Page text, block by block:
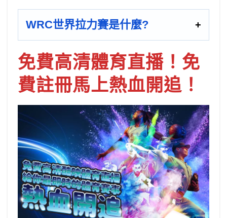
WRC世界拉力賽是什麼?
免費高清體育直播！免
費註冊馬上熱血開追！